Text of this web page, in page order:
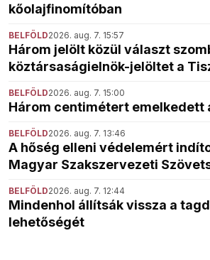
kőolajfinomítóban
BELFÖLD2026. aug. 7. 15:57
Három jelölt közül választ
köztársaságielnök-jelöltet a
BELFÖLD2026. aug. 7. 15:00
Három centimétert emelkedett
BELFÖLD2026. aug. 7. 13:46
A hőség elleni védelemért
Magyar Szakszervezeti
BELFÖLD2026. aug. 7. 12:44
Mindenhol állítsák vissza a
lehetőségét